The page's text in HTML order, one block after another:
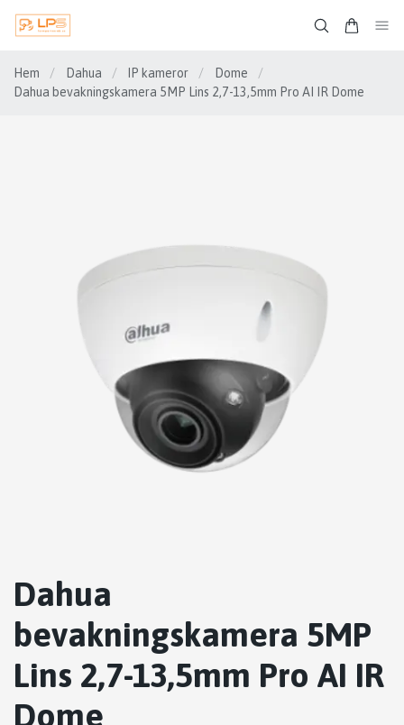
Hem / Dahua / IP kameror / Dome
/
Dahua bevakningskamera 5MP Lins 2,7-13,5mm Pro AI IR Dome
Dahua
bevakningskamera 5MP
Lins 2,7-13,5mm Pro AI IR
Dome